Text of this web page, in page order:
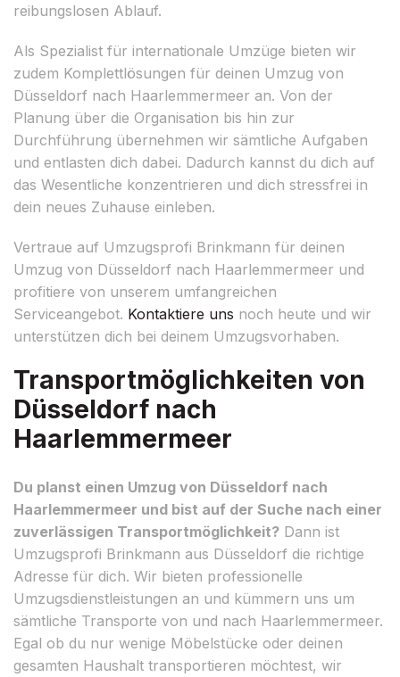
reibungslosen Ablauf.
Als Spezialist für internationale Umzüge bieten wir
zudem Komplettlösungen für deinen Umzug von
Düsseldorf nach Haarlemmermeer an. Von der
Planung über die Organisation bis hin zur
Durchführung übernehmen wir sämtliche Aufgaben
und entlasten dich dabei. Dadurch kannst du dich auf
das Wesentliche konzentrieren und dich stressfrei in
dein neues Zuhause einleben.
Vertraue auf Umzugsprofi Brinkmann für deinen
Umzug von Düsseldorf nach Haarlemmermeer und
profitiere von unserem umfangreichen
Serviceangebot. Kontaktiere uns noch heute und wir
unterstützen dich bei deinem Umzugsvorhaben.
Transportmöglichkeiten von
Düsseldorf nach
Haarlemmermeer
Du planst einen Umzug von Düsseldorf nach
Haarlemmermeer und bist auf der Suche nach einer
zuverlässigen Transportmöglichkeit? Dann ist
Umzugsprofi Brinkmann aus Düsseldorf die richtige
Adresse für dich. Wir bieten professionelle
Umzugsdienstleistungen an und kümmern uns um
sämtliche Transporte von und nach Haarlemmermeer.
Egal ob du nur wenige Möbelstücke oder deinen
gesamten Haushalt transportieren möchtest, wir